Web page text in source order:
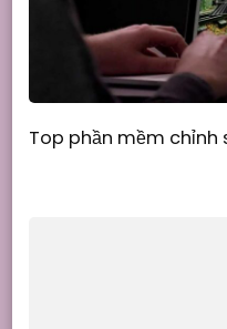
Top phần mềm chỉnh